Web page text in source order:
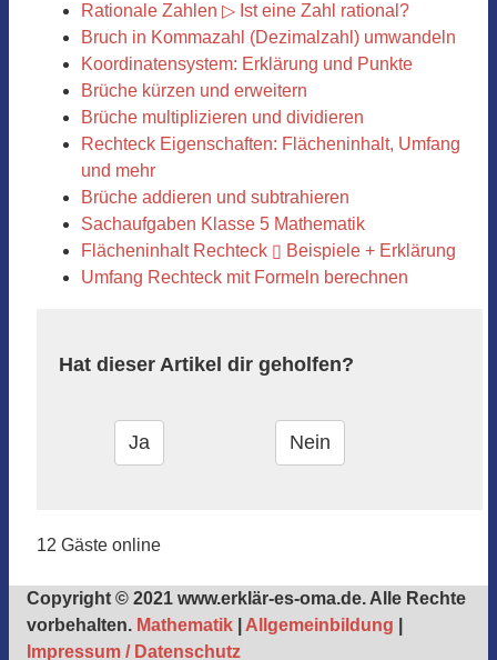
Rationale Zahlen ▷ Ist eine Zahl rational?
Bruch in Kommazahl (Dezimalzahl) umwandeln
Koordinatensystem: Erklärung und Punkte
Brüche kürzen und erweitern
Brüche multiplizieren und dividieren
Rechteck Eigenschaften: Flächeninhalt, Umfang
und mehr
Brüche addieren und subtrahieren
Sachaufgaben Klasse 5 Mathematik
Flächeninhalt Rechteck ▯ Beispiele + Erklärung
Umfang Rechteck mit Formeln berechnen
Hat dieser Artikel dir geholfen?
12 Gäste online
Copyright © 2021 www.erklär-es-oma.de. Alle Rechte
vorbehalten. Mathematik Allgemeinbildung
Impressum / Datenschutz